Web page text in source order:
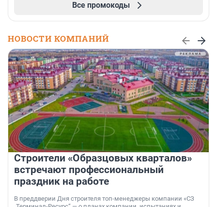
Все промокоды
НОВОСТИ КОМПАНИЙ
Строители «Образцовых кварталов»
встречают профессиональный
праздник на работе
В преддверии Дня строителя топ-менеджеры компании «СЗ